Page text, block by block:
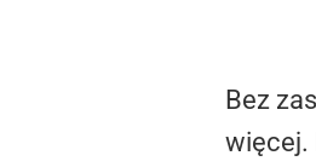
Bez
więcej.